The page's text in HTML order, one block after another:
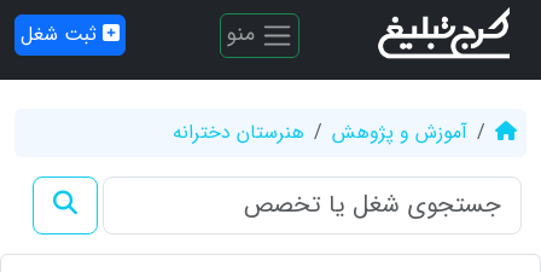
منو ثبت شغل
آموزش و پژوهش هنرستان دخترانه